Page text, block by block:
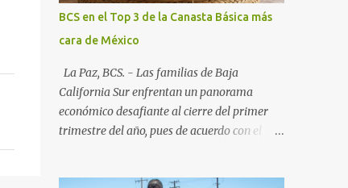
son optimistas, con un promedio estatal que
supera el 70% . Sin embargo, la sorpresa del
año la ha dado el norte del estado. Comondú
encabeza las expectativas con un
impresionante 89% de ocupación,
impulsado por el interés creciente en el
turismo de naturaleza. Le siguen destinos
Nuevo). La Paz: 66%. Loreto: 58%. Mulegé:
BCS en el Top 3 de la Canasta Básica más
cara de México
La Paz, BCS. - Las familias de Baja
California Sur enfrentan un panorama
económico desafiante al cierre del primer
trimestre del año, pues de acuerdo con el